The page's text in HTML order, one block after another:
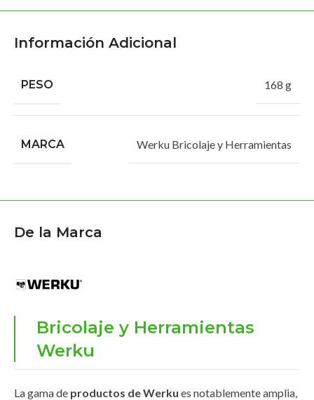
Información Adicional
PESO 168 g
MARCA Werku Bricolaje y Herramientas
De la Marca
Bricolaje y Herramientas
Werku
La gama de productos de Werku es notablemente amplia,